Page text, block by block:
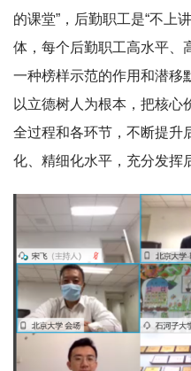
的课堂”，后勤职工是“不上
体，每个后勤职工高水平、
一种榜样示范的作用和潜移
以立德树人为根本，把核心
全过程和各环节，不断提升
化、精细化水平，充分发挥